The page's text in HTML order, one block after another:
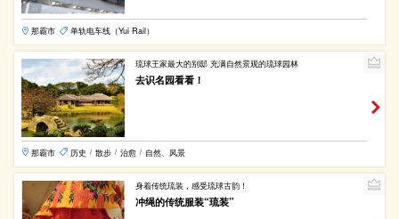
那霸市 单轨电车线（Yui Rail）
琉球王家最大的别邸 充满自然景观的琉球园林
去识名园看看！
那霸市 历史 / 散步 / 治愈 / 自然、风景
身着传统琉装，感受琉球古韵！
冲绳的传统服装“琉装”